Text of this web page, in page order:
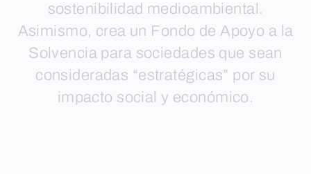
sostenibilidad medioambiental.
Asimismo, crea un Fondo de Apoyo a la
Solvencia para sociedades que sean
consideradas “estratégicas” por su
impacto social y económico.